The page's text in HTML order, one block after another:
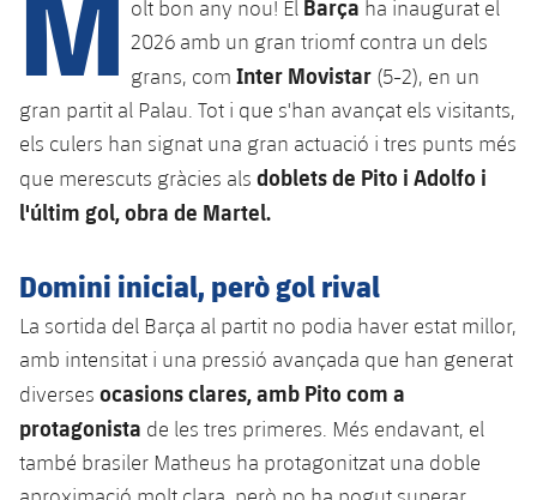
plusicon
més
Instal·lacions
Spotify Camp Nou
Palau Blaugrana
Estadi Johan Cruyff
Barça Cafe
Ciutat Esportiva
plusicon
més
Serveis
olt bon any nou! El Barça ha inaugurat el
2026 amb un gran triomf contra un dels
grans, com Inter Movistar (5-2), en un
gran partit al Palau. Tot i que s'han avançat els visitants,
els culers han signat una gran actuació i tres punts més
que merescuts gràcies als doblets de Pito i Adolfo i
l'últim gol, obra de Martel.
Domini inicial, però gol rival
La sortida del Barça al partit no podia haver estat millor,
amb intensitat i una pressió avançada que han generat
diverses ocasions clares, amb Pito com a
protagonista de les tres primeres. Més endavant, el
també brasiler Matheus ha protagonitzat una doble